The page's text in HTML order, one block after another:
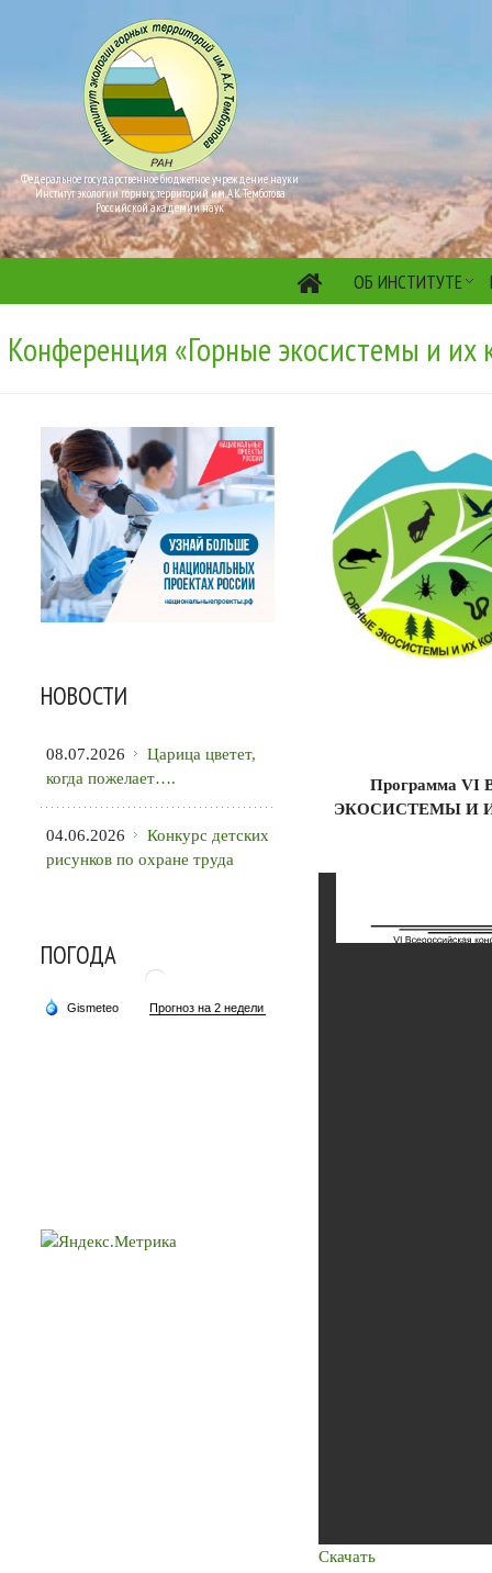
Федеральное государственное бюджетное учреждение науки
Институт экологии горных территорий им. А.К. Темботова
Российской академии наук
ОБ ИНСТИТУТЕ
Конференция «Горные экосистемы и
НОВОСТИ
08.07.2026
Царица цветет,
когда пожелает….
04.06.2026
Конкурс детских
рисунков по охране труда
ПОГОДА
Программа VI
ЭКОСИСТЕМЫ И ИХ
Скачать